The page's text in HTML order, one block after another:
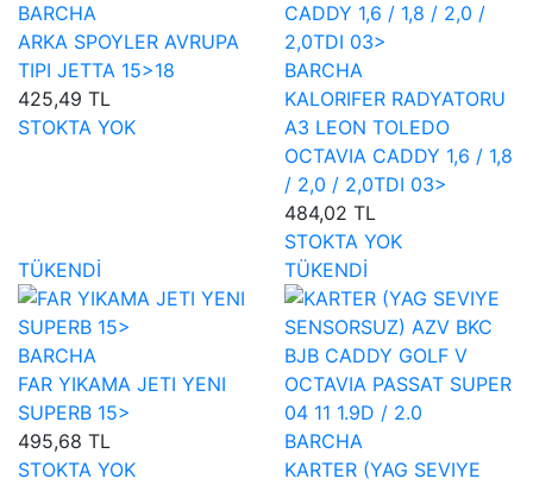
BARCHA
ARKA SPOYLER AVRUPA
TIPI JETTA 15>18
425,49 TL
STOKTA YOK
BARCHA
KALORIFER RADYATORU
A3 LEON TOLEDO
OCTAVIA CADDY 1,6 / 1,8
/ 2,0 / 2,0TDI 03>
484,02 TL
STOKTA YOK
TÜKENDİ
BARCHA
FAR YIKAMA JETI YENI
SUPERB 15>
495,68 TL
STOKTA YOK
TÜKENDİ
BARCHA
KARTER (YAG SEVIYE